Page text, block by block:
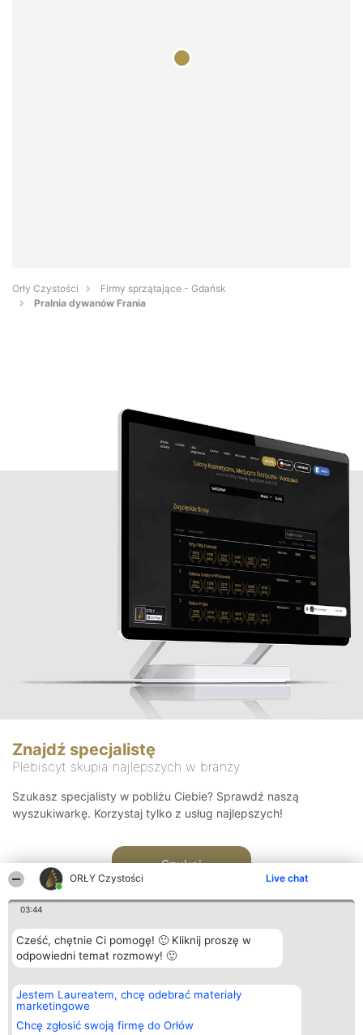
ORŁY Czystości Live chat
03:44
Cześć, chętnie Ci pomogę! 🙂 Kliknij proszę w
odpowiedni temat rozmowy! 🙂
Jestem Laureatem, chcę odebrać materiały
marketingowe
Chcę zgłosić swoją firmę do Orłów
Orły Czystości
Firmy sprzątające - Gdańsk
Pralnia dywanów Frania
Znajdź specjalistę
Plebiscyt skupia najlepszych w branży
Szukasz specjalisty w pobliżu Ciebie? Sprawdź naszą
wyszukiwarkę. Korzystaj tylko z usług najlepszych!
Szukaj
Organizator plebiscytu
Bright Side Solutions sp. z o.
o. sp. k.
ul. Ruska 22
Wrocław 50-079
Plebiscyt
Laureaci
wszystkich
Laureatów
Kontakt
Kontakt